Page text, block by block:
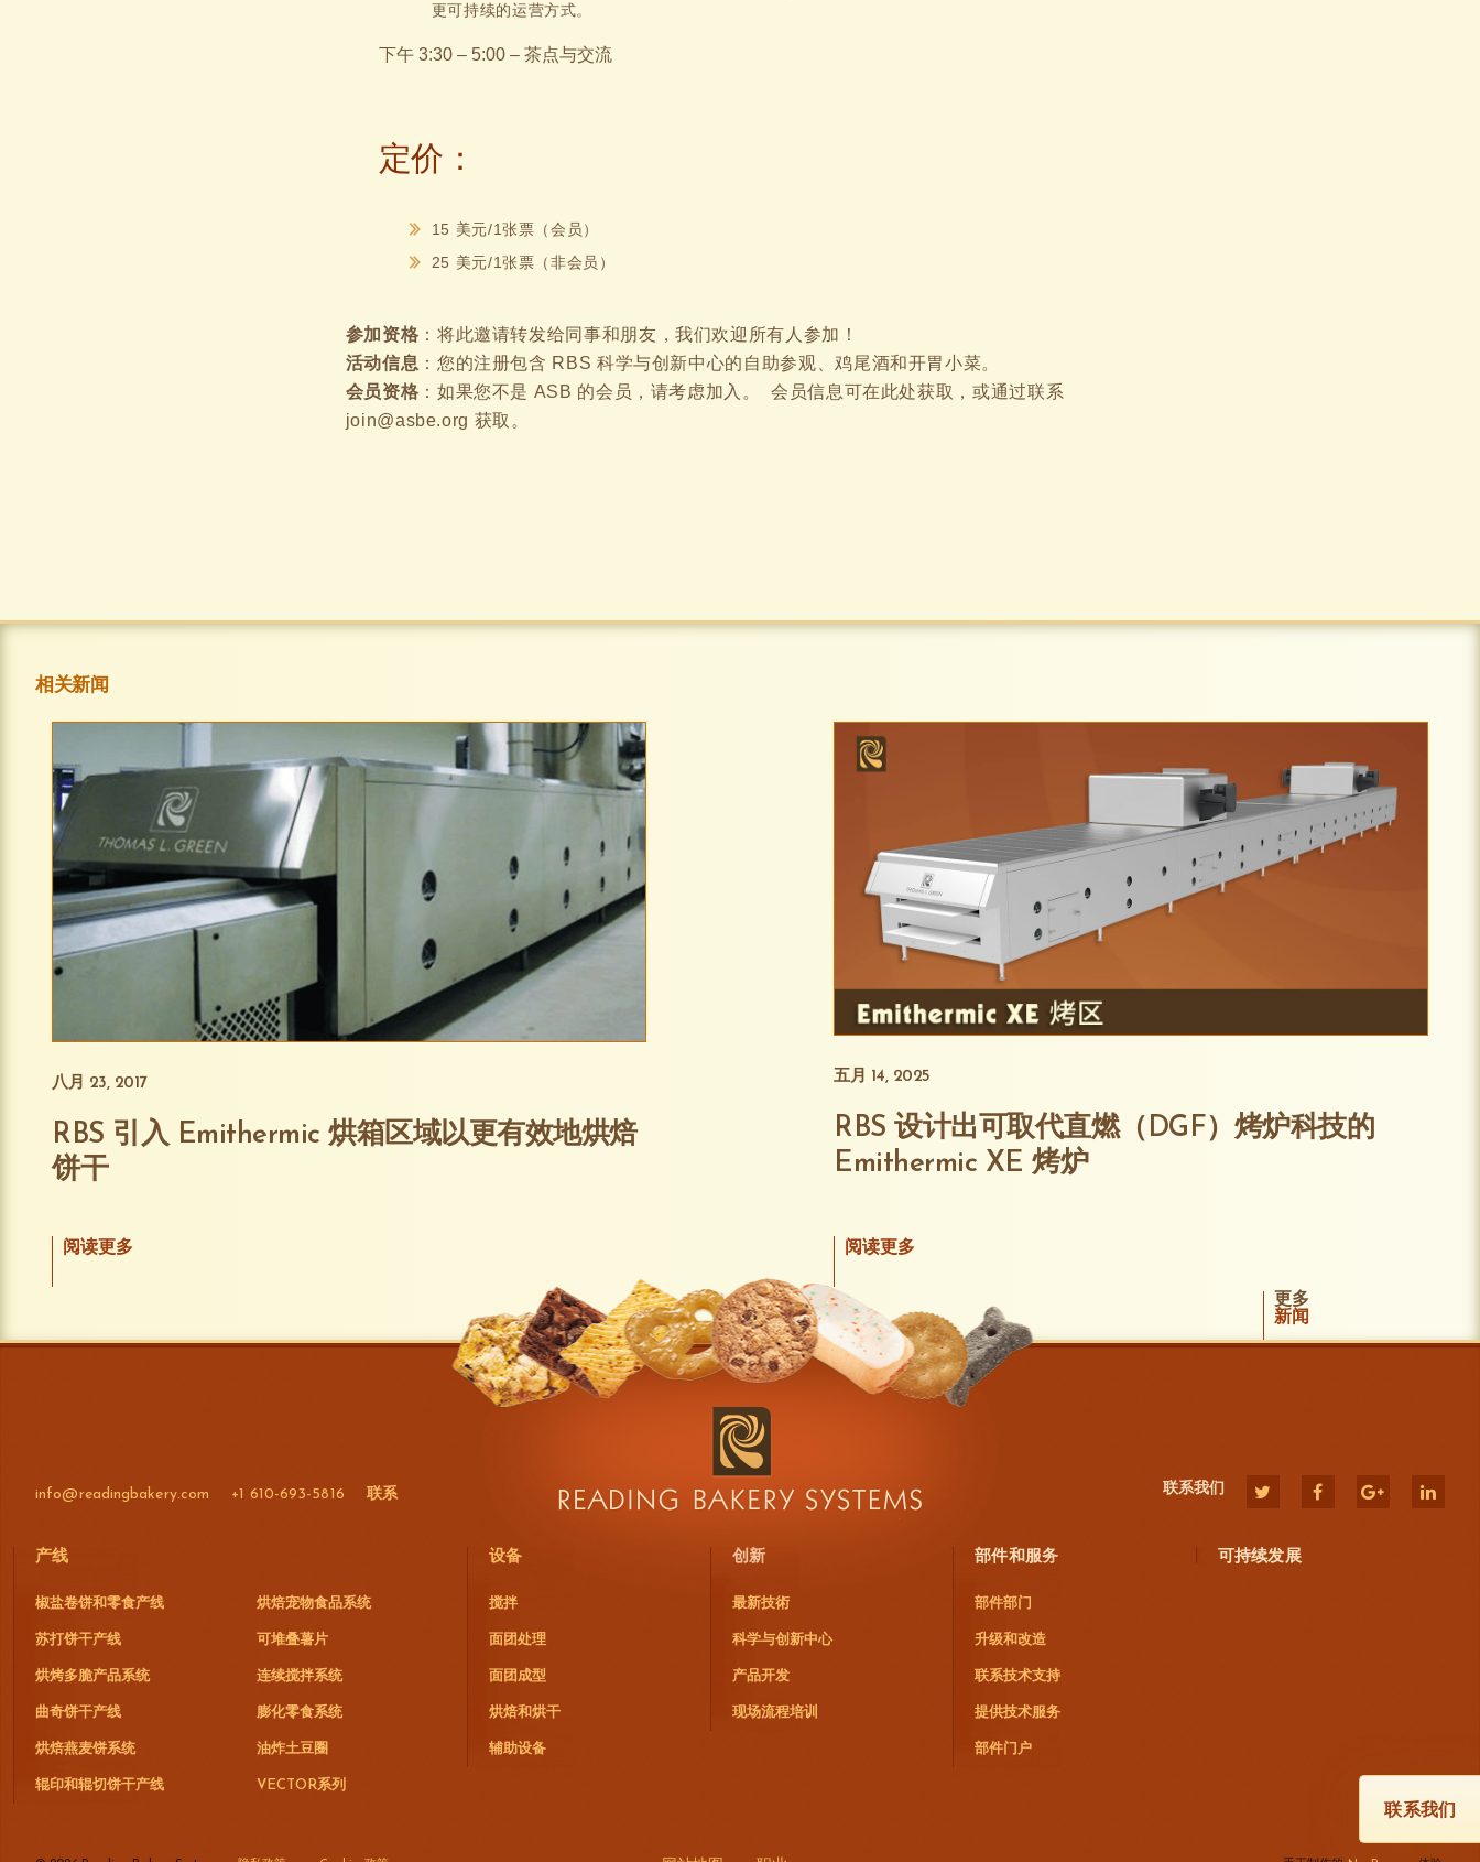
更可持续的运营方式。
下午 3:30 – 5:00 – 茶点与交流
定价：
15 美元/1张票（会员）
25 美元/1张票（非会员）
参加资格 ：将此邀请转发给同事和朋友，我们欢迎所有人参加！
活动信息 ：您的注册包含 RBS 科学与创新中心的自助参观、鸡尾酒和开胃小菜。
会员资格 ：如果您不是 ASB 的会员，请考虑加入。 会员信息可在此处获取，或通过联系
join@asbe.org 获取。
相关新闻
八月 23, 2017
RBS 引入 Emithermic 烘箱区域以更有效地烘焙
饼干
阅读更多
五月 14, 2025
RBS 设计出可取代直燃（DGF）烤炉科技的
Emithermic XE 烤炉
阅读更多
更多
新闻
info@readingbakery.com +1 610-693-5816 联系 联系我们
产线
椒盐卷饼和零食产线
苏打饼干产线
烘烤多脆产品系统
曲奇饼干产线
烘焙燕麦饼系统
辊印和辊切饼干产线
烘焙宠物食品系统
可堆叠薯片
连续搅拌系统
膨化零食系统
油炸土豆圈
VECTOR系列
设备
搅拌
面团处理
面团成型
烘焙和烘干
辅助设备
创新
最新技術
科学与创新中心
产品开发
现场流程培训
部件和服务
部件部门
升级和改造
联系技术支持
提供技术服务
部件门户
可持续发展
联系我们